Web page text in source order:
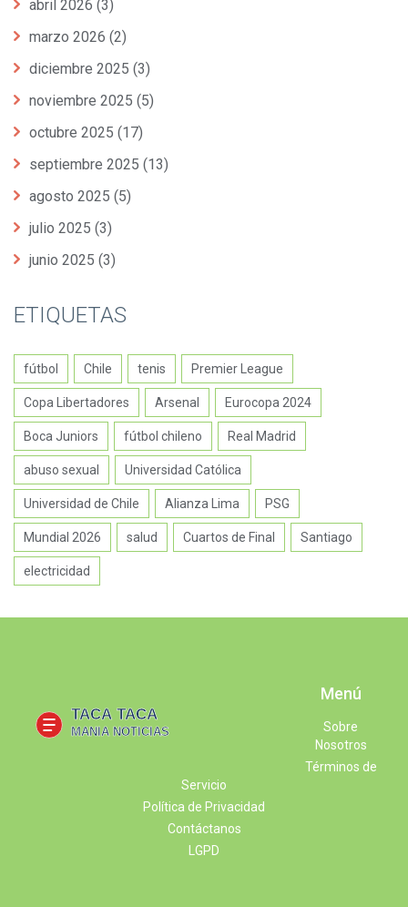
abril 2026 (3)
marzo 2026 (2)
diciembre 2025 (3)
noviembre 2025 (5)
octubre 2025 (17)
septiembre 2025 (13)
agosto 2025 (5)
julio 2025 (3)
junio 2025 (3)
ETIQUETAS
fútbol Chile tenis Premier League
Copa Libertadores Arsenal Eurocopa 2024
Boca Juniors fútbol chileno Real Madrid
abuso sexual Universidad Católica
Universidad de Chile Alianza Lima PSG
Mundial 2026 salud Cuartos de Final Santiago
electricidad
Menú
Sobre
Nosotros
Términos de
Servicio
Política de Privacidad
Contáctanos
LGPD